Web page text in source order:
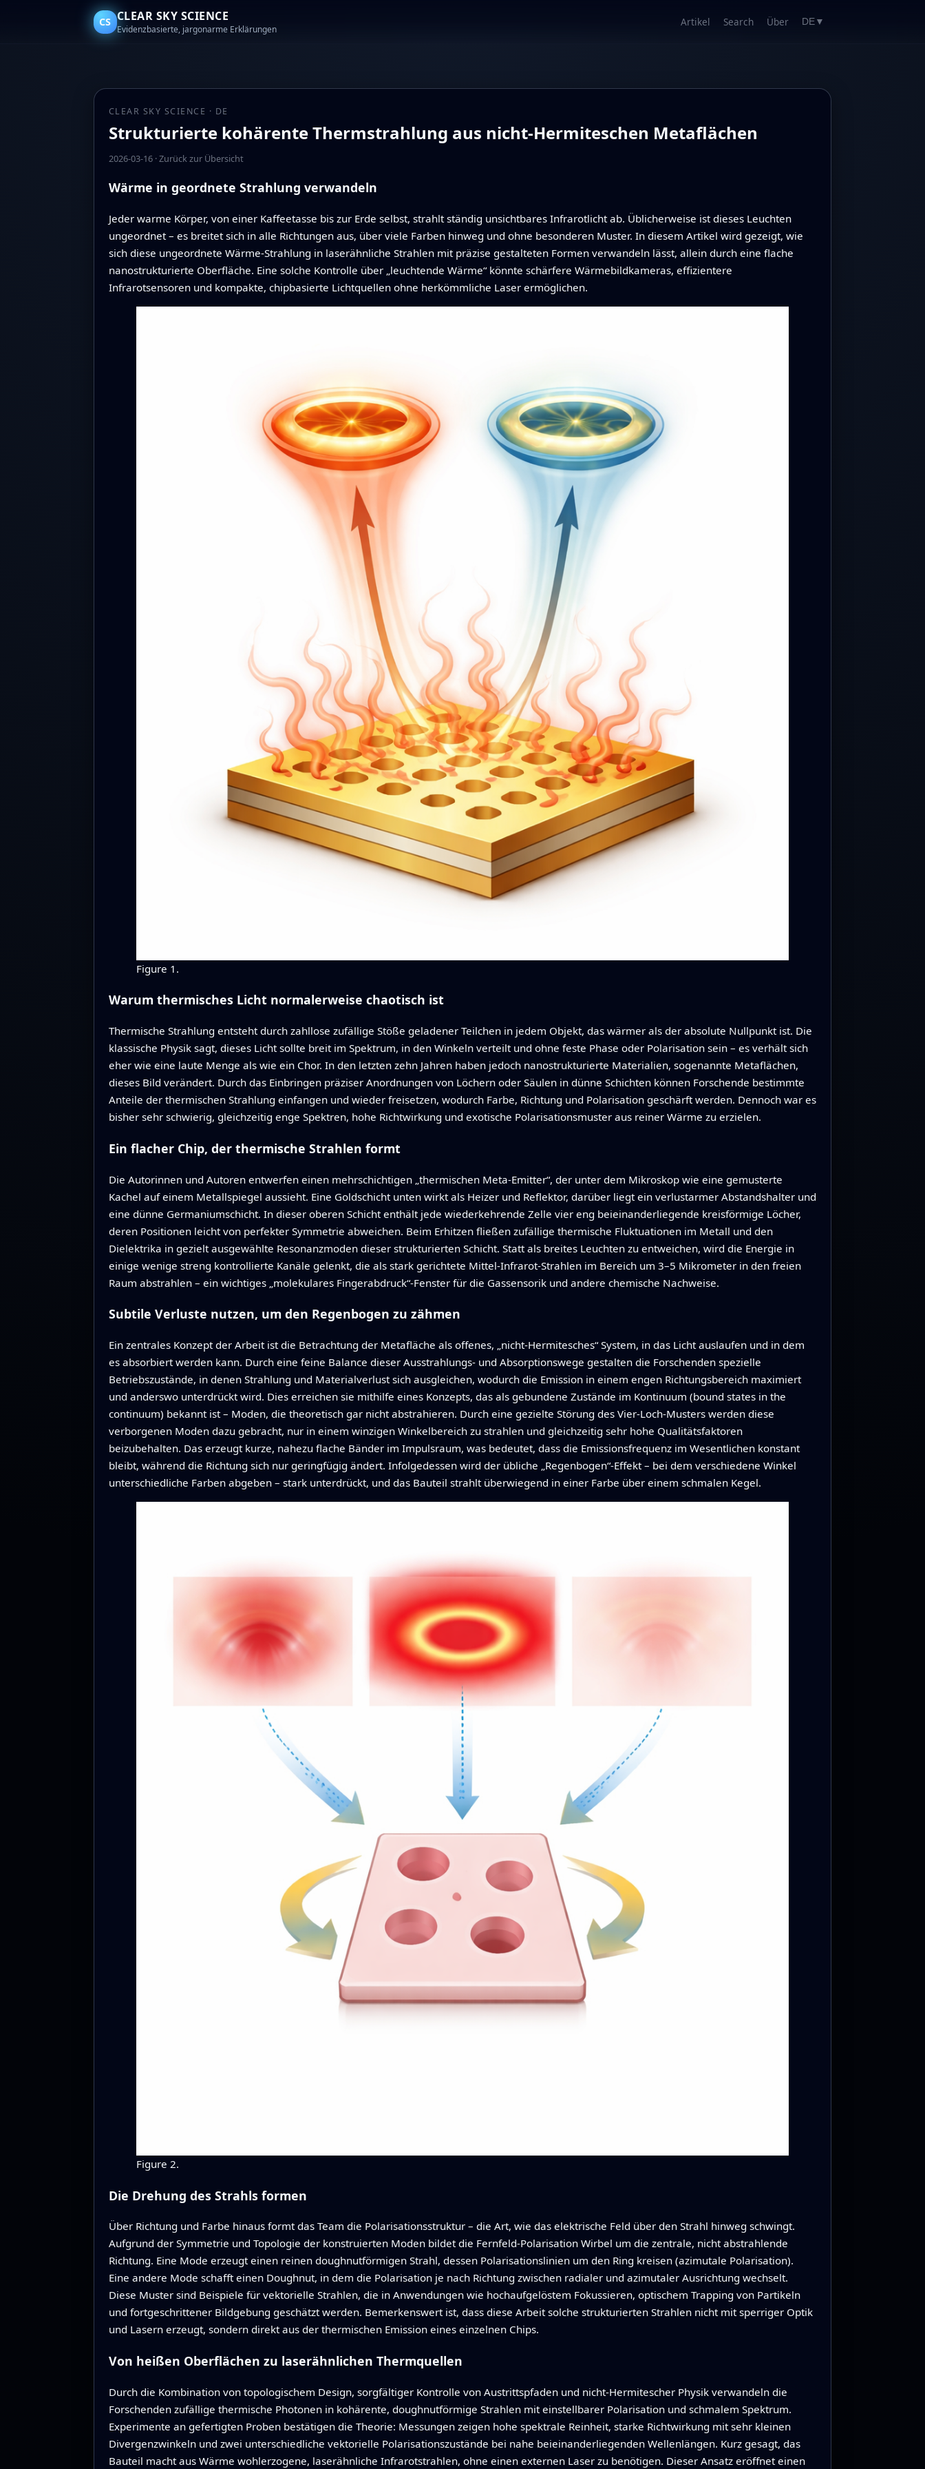
CS CLEAR SKY SCIENCE
Evidenzbasierte, jargonarme Erklärungen
Artikel Search Über DE ▼
CLEAR SKY SCIENCE · DE
Strukturierte kohärente Thermstrahlung aus nicht‑Hermiteschen Metaflächen
2026-03-16·Zurück zur Übersicht
Wärme in geordnete Strahlung verwandeln
Jeder warme Körper, von einer Kaffeetasse bis zur Erde selbst, strahlt ständig unsichtbares Infrarotlicht ab. Üblicherweise ist dieses Leuchten
ungeordnet – es breitet sich in alle Richtungen aus, über viele Farben hinweg und ohne besonderen Muster. In diesem Artikel wird gezeigt, wie
sich diese ungeordnete Wärme‑Strahlung in laserähnliche Strahlen mit präzise gestalteten Formen verwandeln lässt, allein durch eine flache
nanostrukturierte Oberfläche. Eine solche Kontrolle über „leuchtende Wärme“ könnte schärfere Wärmebildkameras, effizientere
Infrarotsensoren und kompakte, chipbasierte Lichtquellen ohne herkömmliche Laser ermöglichen.
Figure 1.
Warum thermisches Licht normalerweise chaotisch ist
Thermische Strahlung entsteht durch zahllose zufällige Stöße geladener Teilchen in jedem Objekt, das wärmer als der absolute Nullpunkt ist. Die
klassische Physik sagt, dieses Licht sollte breit im Spektrum, in den Winkeln verteilt und ohne feste Phase oder Polarisation sein – es verhält sich
eher wie eine laute Menge als wie ein Chor. In den letzten zehn Jahren haben jedoch nanostrukturierte Materialien, sogenannte Metaflächen,
dieses Bild verändert. Durch das Einbringen präziser Anordnungen von Löchern oder Säulen in dünne Schichten können Forschende bestimmte
Anteile der thermischen Strahlung einfangen und wieder freisetzen, wodurch Farbe, Richtung und Polarisation geschärft werden. Dennoch war es
bisher sehr schwierig, gleichzeitig enge Spektren, hohe Richtwirkung und exotische Polarisationsmuster aus reiner Wärme zu erzielen.
Ein flacher Chip, der thermische Strahlen formt
Die Autorinnen und Autoren entwerfen einen mehrschichtigen „thermischen Meta‑Emitter“, der unter dem Mikroskop wie eine gemusterte
Kachel auf einem Metallspiegel aussieht. Eine Goldschicht unten wirkt als Heizer und Reflektor, darüber liegt ein verlustarmer Abstandshalter und
eine dünne Germaniumschicht. In dieser oberen Schicht enthält jede wiederkehrende Zelle vier eng beieinanderliegende kreisförmige Löcher,
deren Positionen leicht von perfekter Symmetrie abweichen. Beim Erhitzen fließen zufällige thermische Fluktuationen im Metall und den
Dielektrika in gezielt ausgewählte Resonanzmoden dieser strukturierten Schicht. Statt als breites Leuchten zu entweichen, wird die Energie in
einige wenige streng kontrollierte Kanäle gelenkt, die als stark gerichtete Mittel‑Infrarot‑Strahlen im Bereich um 3–5 Mikrometer in den freien
Raum abstrahlen – ein wichtiges „molekulares Fingerabdruck“-Fenster für die Gassensorik und andere chemische Nachweise.
Subtile Verluste nutzen, um den Regenbogen zu zähmen
Ein zentrales Konzept der Arbeit ist die Betrachtung der Metafläche als offenes, „nicht‑Hermitesches“ System, in das Licht auslaufen und in dem
es absorbiert werden kann. Durch eine feine Balance dieser Ausstrahlungs‑ und Absorptionswege gestalten die Forschenden spezielle
Betriebszustände, in denen Strahlung und Materialverlust sich ausgleichen, wodurch die Emission in einem engen Richtungsbereich maximiert
und anderswo unterdrückt wird. Dies erreichen sie mithilfe eines Konzepts, das als gebundene Zustände im Kontinuum (bound states in the
continuum) bekannt ist – Moden, die theoretisch gar nicht abstrahieren. Durch eine gezielte Störung des Vier‑Loch‑Musters werden diese
verborgenen Moden dazu gebracht, nur in einem winzigen Winkelbereich zu strahlen und gleichzeitig sehr hohe Qualitätsfaktoren
beizubehalten. Das erzeugt kurze, nahezu flache Bänder im Impulsraum, was bedeutet, dass die Emissionsfrequenz im Wesentlichen konstant
bleibt, während die Richtung sich nur geringfügig ändert. Infolgedessen wird der übliche „Regenbogen“-Effekt – bei dem verschiedene Winkel
unterschiedliche Farben abgeben – stark unterdrückt, und das Bauteil strahlt überwiegend in einer Farbe über einem schmalen Kegel.
Figure 2.
Die Drehung des Strahls formen
Über Richtung und Farbe hinaus formt das Team die Polarisationsstruktur – die Art, wie das elektrische Feld über den Strahl hinweg schwingt.
Aufgrund der Symmetrie und Topologie der konstruierten Moden bildet die Fernfeld‑Polarisation Wirbel um die zentrale, nicht abstrahlende
Richtung. Eine Mode erzeugt einen reinen doughnutförmigen Strahl, dessen Polarisationslinien um den Ring kreisen (azimutale Polarisation).
Eine andere Mode schafft einen Doughnut, in dem die Polarisation je nach Richtung zwischen radialer und azimutaler Ausrichtung wechselt.
Diese Muster sind Beispiele für vektorielle Strahlen, die in Anwendungen wie hochaufgelöstem Fokussieren, optischem Trapping von Partikeln
und fortgeschrittener Bildgebung geschätzt werden. Bemerkenswert ist, dass diese Arbeit solche strukturierten Strahlen nicht mit sperriger Optik
und Lasern erzeugt, sondern direkt aus der thermischen Emission eines einzelnen Chips.
Von heißen Oberflächen zu laserähnlichen Thermquellen
Durch die Kombination von topologischem Design, sorgfältiger Kontrolle von Austrittspfaden und nicht‑Hermitescher Physik verwandeln die
Forschenden zufällige thermische Photonen in kohärente, doughnutförmige Strahlen mit einstellbarer Polarisation und schmalem Spektrum.
Experimente an gefertigten Proben bestätigen die Theorie: Messungen zeigen hohe spektrale Reinheit, starke Richtwirkung mit sehr kleinen
Divergenzwinkeln und zwei unterschiedliche vektorielle Polarisationszustände bei nahe beieinanderliegenden Wellenlängen. Kurz gesagt, das
Bauteil macht aus Wärme wohlerzogene, laserähnliche Infrarotstrahlen, ohne einen externen Laser zu benötigen. Dieser Ansatz eröffnet einen